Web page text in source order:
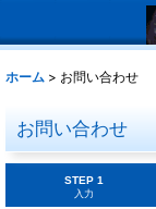
ホーム > お問い合わせ
お問い合わせ
STEP 1
入力